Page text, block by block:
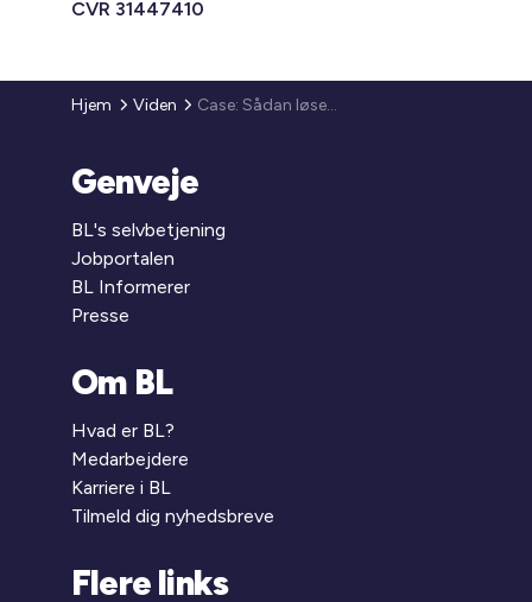
CVR 31447410
Hjem Viden Case: Sådan løses ungdomshjemløshed i Aarhus
Genveje
BL's selvbetjening
Jobportalen
BL Informerer
Presse
Om BL
Hvad er BL?
Medarbejdere
Karriere i BL
Tilmeld dig nyhedsbreve
Flere links